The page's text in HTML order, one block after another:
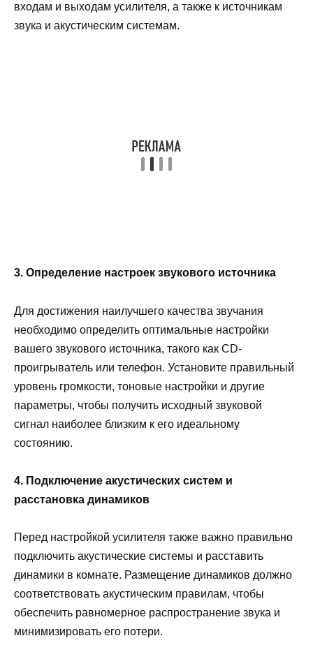
входам и выходам усилителя, а также к источникам
звука и акустическим системам.
3. Определение настроек звукового источника
Для достижения наилучшего качества звучания
необходимо определить оптимальные настройки
вашего звукового источника, такого как CD-
проигрыватель или телефон. Установите правильный
уровень громкости, тоновые настройки и другие
параметры, чтобы получить исходный звуковой
сигнал наиболее близким к его идеальному
состоянию.
4. Подключение акустических систем и
расстановка динамиков
Перед настройкой усилителя также важно правильно
подключить акустические системы и расставить
динамики в комнате. Размещение динамиков должно
соответствовать акустическим правилам, чтобы
обеспечить равномерное распространение звука и
минимизировать его потери.